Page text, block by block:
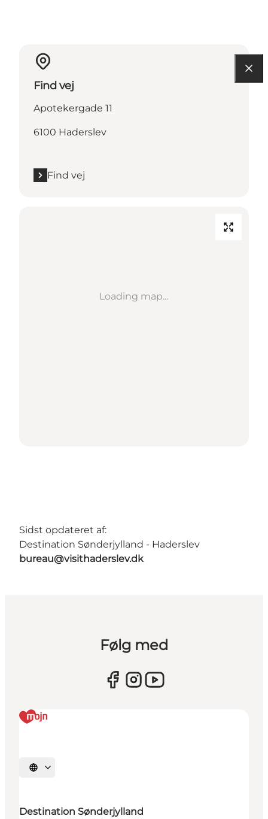
Find vej
Apotekergade 11
6100 Haderslev
Find vej
Loading map...
Sidst opdateret af:
Destination Sønderjylland - Haderslev
bureau@visithaderslev.dk
Følg med
Vælg sprog
Destination Sønderjylland